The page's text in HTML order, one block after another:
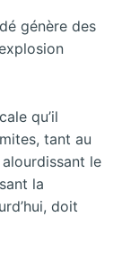
génère des
qu’il
tant au
le
la
doit